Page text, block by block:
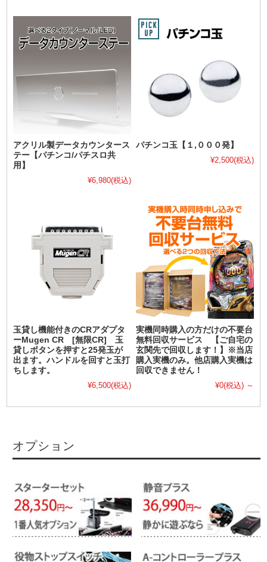
アクリル製データカウンタース
テー【パチンコ/パチスロ共
用】
¥6,980(税込)
パチンコ玉【１,０００発】
¥2,500(税込)
玉貸し機能付きのCRアダプタ
ーMugen CR [無限CR] 玉
貸しボタンを押すと25発玉が
出ます。ハンドルを回すと玉打
ちします。
¥6,500(税込)
実機同時購入の方だけの不要台
無料回収サービス 【ご自宅の
玄関先で回収します！】※当店
購入実機のみ。他店購入実機は
回収できません！
¥0(税込) ～
オプション